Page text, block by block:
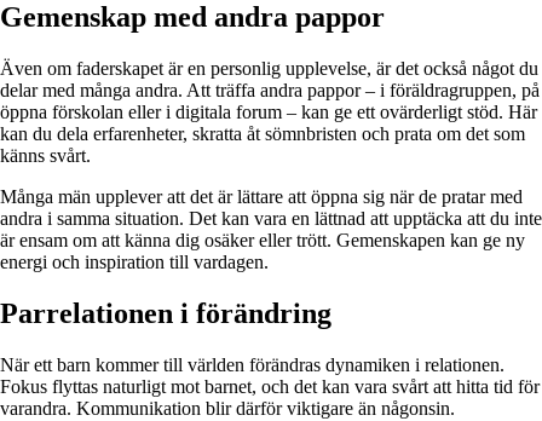
Gemenskap med andra pappor
Även om faderskapet är en personlig upplevelse, är det också något du
delar med många andra. Att träffa andra pappor – i föräldragruppen, på
öppna förskolan eller i digitala forum – kan ge ett ovärderligt stöd. Här
kan du dela erfarenheter, skratta åt sömnbristen och prata om det som
känns svårt.
Många män upplever att det är lättare att öppna sig när de pratar med
andra i samma situation. Det kan vara en lättnad att upptäcka att du inte
är ensam om att känna dig osäker eller trött. Gemenskapen kan ge ny
energi och inspiration till vardagen.
Parrelationen i förändring
När ett barn kommer till världen förändras dynamiken i relationen.
Fokus flyttas naturligt mot barnet, och det kan vara svårt att hitta tid för
varandra. Kommunikation blir därför viktigare än någonsin.